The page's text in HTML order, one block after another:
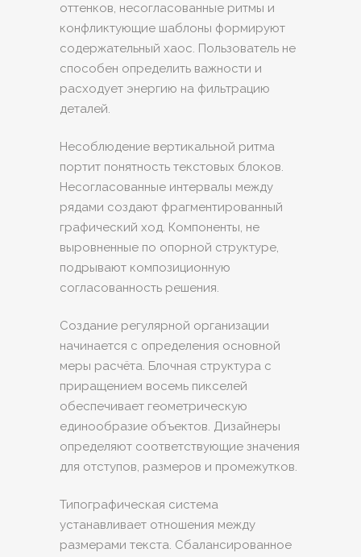
оттенков, несогласованные ритмы и
конфликтующие шаблоны формируют
содержательный хаос. Пользователь не
способен определить важности и
расходует энергию на фильтрацию
деталей.
Несоблюдение вертикальной ритма
портит понятность текстовых блоков.
Несогласованные интервалы между
рядами создают фрагментированный
графический ход. Компоненты, не
выровненные по опорной структуре,
подрывают композиционную
согласованность решения.
Создание регулярной организации
начинается с определения основной
меры расчёта. Блочная структура с
приращением восемь пикселей
обеспечивает геометрическую
единообразие объектов. Дизайнеры
определяют соответствующие значения
для отступов, размеров и промежутков.
Типографическая система
устанавливает отношения между
размерами текста. Сбалансированное